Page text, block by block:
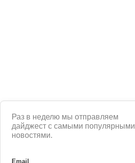
Раз в неделю мы отправляем
дайджест с самыми популярными
новостями.
Email